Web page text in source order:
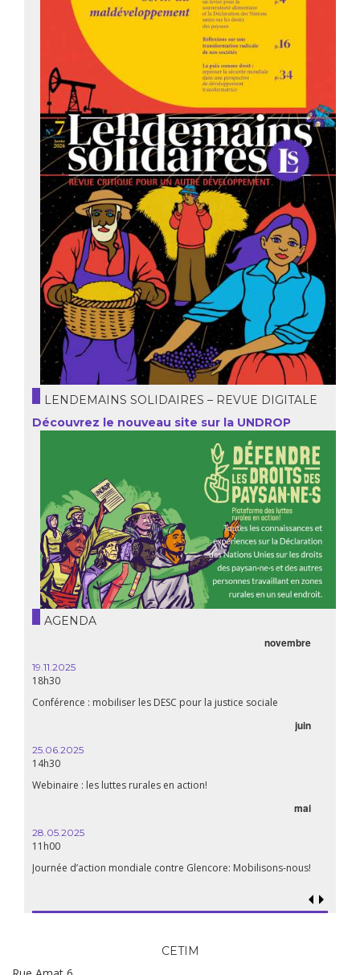
LENDEMAINS SOLIDAIRES – REVUE DIGITALE
Découvrez le nouveau site sur la UNDROP
AGENDA
novembre
19.11.2025
18h30
Conférence : mobiliser les DESC pour la justice sociale
juin
25.06.2025
14h30
Webinaire : les luttes rurales en action!
mai
28.05.2025
11h00
Journée d’action mondiale contre Glencore: Mobilisons-nous!
CETIM